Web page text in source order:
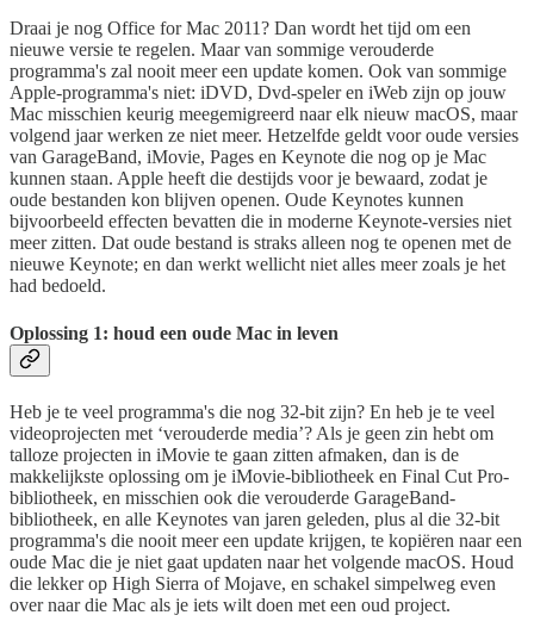
Draai je nog Office for Mac 2011? Dan wordt het tijd om een
nieuwe versie te regelen. Maar van sommige verouderde
programma's zal nooit meer een update komen. Ook van sommige
Apple-programma's niet: iDVD, Dvd-speler en iWeb zijn op jouw
Mac misschien keurig meegemigreerd naar elk nieuw macOS, maar
volgend jaar werken ze niet meer. Hetzelfde geldt voor oude versies
van GarageBand, iMovie, Pages en Keynote die nog op je Mac
kunnen staan. Apple heeft die destijds voor je bewaard, zodat je
oude bestanden kon blijven openen. Oude Keynotes kunnen
bijvoorbeeld effecten bevatten die in moderne Keynote-versies niet
meer zitten. Dat oude bestand is straks alleen nog te openen met de
nieuwe Keynote; en dan werkt wellicht niet alles meer zoals je het
had bedoeld.
Oplossing 1: houd een oude Mac in leven
Heb je te veel programma's die nog 32-bit zijn? En heb je te veel
videoprojecten met ‘verouderde media’? Als je geen zin hebt om
talloze projecten in iMovie te gaan zitten afmaken, dan is de
makkelijkste oplossing om je iMovie-bibliotheek en Final Cut Pro-
bibliotheek, en misschien ook die verouderde GarageBand-
bibliotheek, en alle Keynotes van jaren geleden, plus al die 32-bit
programma's die nooit meer een update krijgen, te kopiëren naar een
oude Mac die je niet gaat updaten naar het volgende macOS. Houd
die lekker op High Sierra of Mojave, en schakel simpelweg even
over naar die Mac als je iets wilt doen met een oud project.